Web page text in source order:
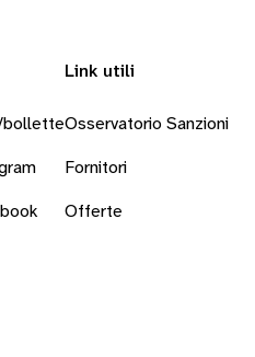
bollette
Link utili
Osservatorio Sanzioni
Fornitori
Offerte